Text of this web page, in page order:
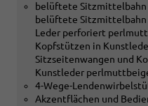
belüftete Sitzmittelbahn
belüftete Sitzmittelbahn
Leder perforiert
Kopfstützen in
Sitzseitenwangen und
Kunstleder
4-Wege-
Akzentflächen und